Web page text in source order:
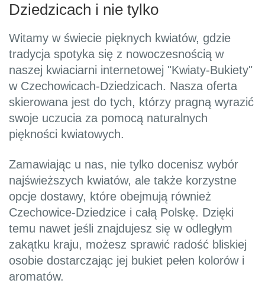
Dziedzicach i nie tylko
Witamy w świecie pięknych kwiatów, gdzie
tradycja spotyka się z nowoczesnością w
naszej kwiaciarni internetowej "Kwiaty-Bukiety"
w Czechowicach-Dziedzicach. Nasza oferta
skierowana jest do tych, którzy pragną wyrazić
swoje uczucia za pomocą naturalnych
piękności kwiatowych.
Zamawiając u nas, nie tylko docenisz wybór
najświeższych kwiatów, ale także korzystne
opcje dostawy, które obejmują również
Czechowice-Dziedzice i całą Polskę. Dzięki
temu nawet jeśli znajdujesz się w odległym
zakątku kraju, możesz sprawić radość bliskiej
osobie dostarczając jej bukiet pełen kolorów i
aromatów.